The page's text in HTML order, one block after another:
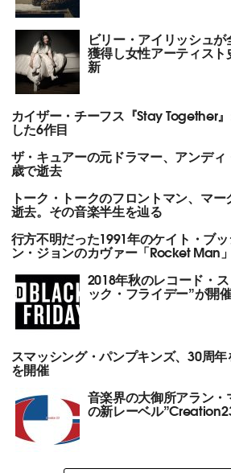
ビリー・アイリッシュ
獲得し女性アーティス
新
カイザー・チーフス『Stay Together
した6作目
ザ・キュアーの元ドラマー、アンデ
歳で逝去
トーク・トークのフロントマン、マ
逝去。その音楽半生を辿る
行方不明だった1991年のケイト・ブ
ン・ジョンのカヴァー「Rocket Man
2018年秋のレコード・
ック・フライデー”が開
スマッシング・パンプキンズ、30周
を開催
音楽界の大御所アラン
の新レーベル